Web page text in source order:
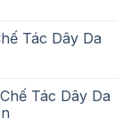
Tác Dây Da
Tác Dây Da